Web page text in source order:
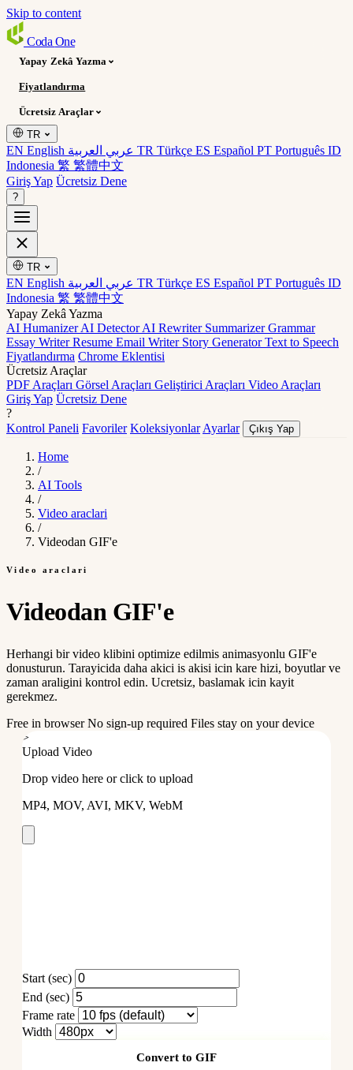
Skip to content
Coda One
Yapay Zekâ Yazma
Fiyatlandırma
Ücretsiz Araçlar
TR
EN English TR Türkçe ES Español PT Português ID
Indonesia 繁 繁體中文
Giriş Yap Ücretsiz Dene
?
TR
EN English TR Türkçe ES Español PT Português ID
Indonesia 繁 繁體中文
Yapay Zekâ Yazma
AI HumanizerAI DetectorAI Rewriter SummarizerGrammar
Essay WriterResume Email Writer Story GeneratorText to Speech
Fiyatlandırma Chrome Eklentisi
Ücretsiz Araçlar
PDF Araçları Görsel Araçları Geliştirici Araçları Video Araçları
Giriş Yap Ücretsiz Dene
?
Kontrol Paneli Favoriler Koleksiyonlar Ayarlar Çıkış Yap
Home
/
AI Tools
/
Video araclari
/
Videodan GIF'e
Video araclari
Videodan GIF'e
Herhangi bir video klibini optimize edilmis animasyonlu GIF'e
donusturun. Tarayicida daha akici is akisi icin kare hizi, boyutlar ve
zaman araligini kontrol edin. Ucretsiz, baslamak icin kayit
gerekmez.
Free in browserNo sign-up required Files stay on your device
>
Upload Video
Drop video here or click to upload
MP4, MOV, AVI, MKV, WebM
Start (sec)
End (sec)
Frame rate
Width
Convert to GIF